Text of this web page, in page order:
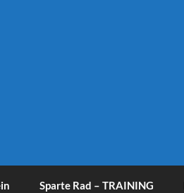
Sparte Rad – TRAINING